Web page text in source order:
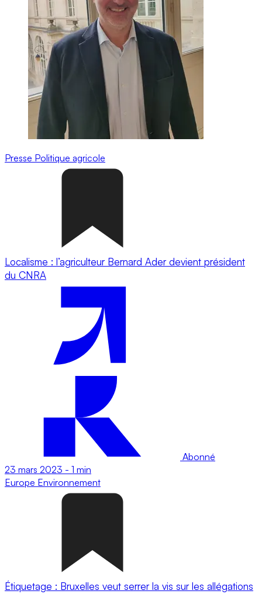
Presse Politique agricole
Localisme : l’agriculteur Bernard Ader devient président
du CNRA
Abonné
23 mars 2023 - 1 min
Europe Environnement
Étiquetage : Bruxelles veut serrer la vis sur les allégations